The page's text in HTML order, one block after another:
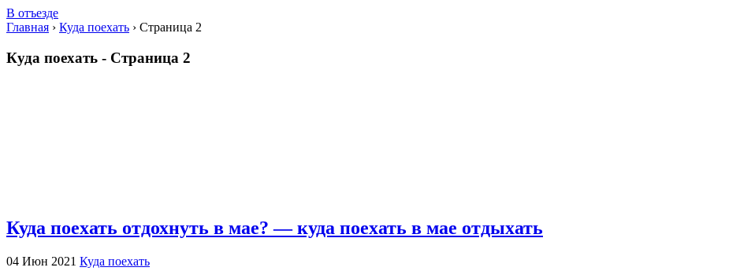
В отъезде
Главная › Куда поехать › Страница 2
Куда поехать - Страница 2
Куда поехать отдохнуть в мае? — куда поехать в мае отдыхать
04 Июн 2021 Куда поехать